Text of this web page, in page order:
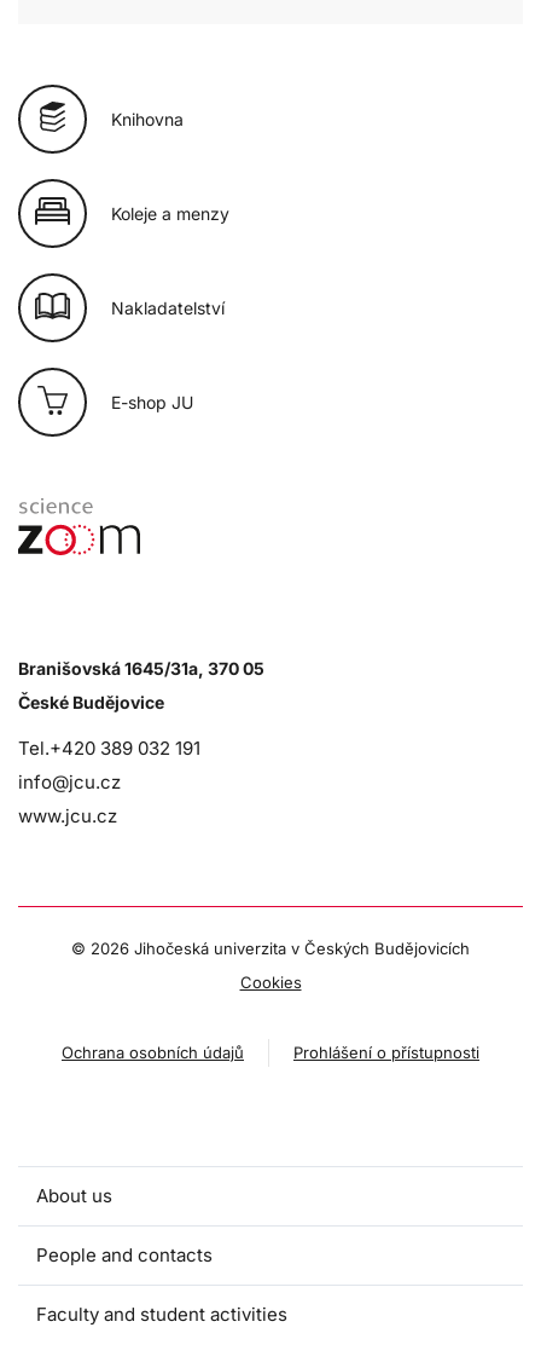
Knihovna
Koleje a menzy
Nakladatelství
E-shop JU
Branišovská 1645/31a, 370 05
České Budějovice
Tel.+420 389 032 191
info@jcu.cz
www.jcu.cz
© 2026 Jihočeská univerzita v Českých Budějovicích
Cookies
Ochrana osobních údajů Prohlášení o přístupnosti
About us
People and contacts
Faculty and student activities